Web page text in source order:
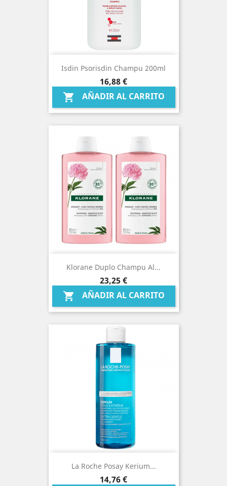
Isdin Psorisdin Champu 200ml
Precio
16,88 €
 AÑADIR AL CARRITO
Klorane Duplo Champu Al...
Precio
23,25 €
 AÑADIR AL CARRITO
La Roche Posay Kerium...
Precio
14,76 €